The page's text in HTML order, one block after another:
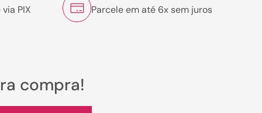
PIX Parcele em até 6x sem juros
compra!